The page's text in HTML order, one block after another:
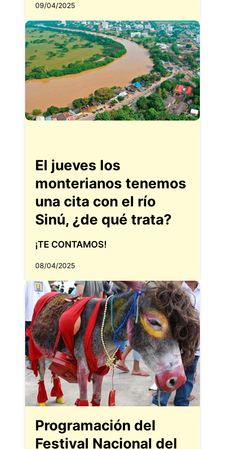
09/04/2025
El jueves los
monterianos tenemos
una cita con el río
Sinú, ¿de qué trata?
¡TE CONTAMOS!
08/04/2025
Programación del
Festival Nacional del